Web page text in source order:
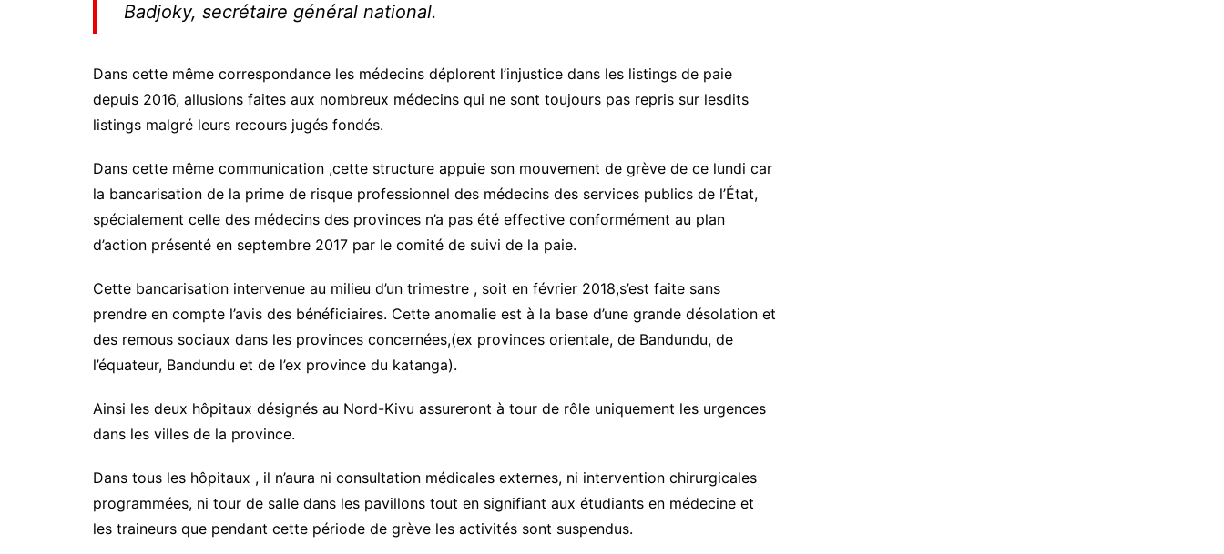
Badjoky, secrétaire général national.
Dans cette même correspondance les médecins déplorent l’injustice dans les listings de paie
depuis 2016, allusions faites aux nombreux médecins qui ne sont toujours pas repris sur lesdits
listings malgré leurs recours jugés fondés.
Dans cette même communication ,cette structure appuie son mouvement de grève de ce lundi car
la bancarisation de la prime de risque professionnel des médecins des services publics de l’État,
spécialement celle des médecins des provinces n’a pas été effective conformément au plan
d’action présenté en septembre 2017 par le comité de suivi de la paie.
Cette bancarisation intervenue au milieu d’un trimestre , soit en février 2018,s’est faite sans
prendre en compte l’avis des bénéficiaires. Cette anomalie est à la base d’une grande désolation et
des remous sociaux dans les provinces concernées,(ex provinces orientale, de Bandundu, de
l’équateur, Bandundu et de l’ex province du katanga).
Ainsi les deux hôpitaux désignés au Nord-Kivu assureront à tour de rôle uniquement les urgences
dans les villes de la province.
Dans tous les hôpitaux , il n’aura ni consultation médicales externes, ni intervention chirurgicales
programmées, ni tour de salle dans les pavillons tout en signifiant aux étudiants en médecine et
les traineurs que pendant cette période de grève les activités sont suspendus.